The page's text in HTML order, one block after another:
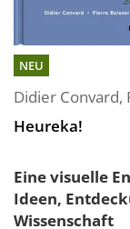
NEU
Didier Convard,
Heureka!
Eine visuelle
Ideen,
Wissenschaft